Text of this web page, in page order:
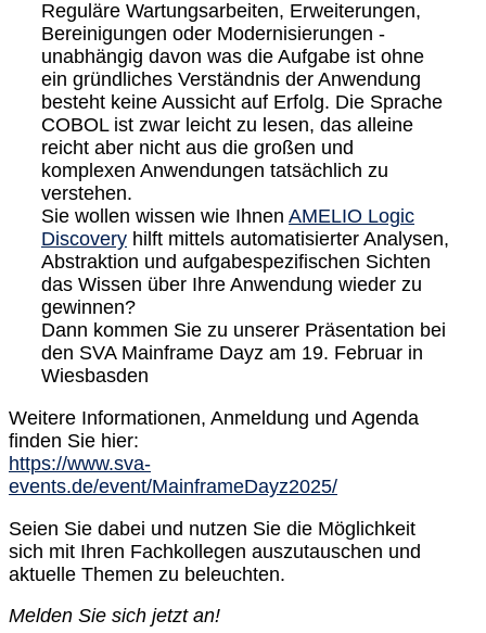
Reguläre Wartungsarbeiten, Erweiterungen,
Bereinigungen oder Modernisierungen -
unabhängig davon was die Aufgabe ist ohne
ein gründliches Verständnis der Anwendung
besteht keine Aussicht auf Erfolg. Die Sprache
COBOL ist zwar leicht zu lesen, das alleine
reicht aber nicht aus die großen und
komplexen Anwendungen tatsächlich zu
verstehen.
Sie wollen wissen wie Ihnen AMELIO Logic
Discovery hilft mittels automatisierter Analysen,
Abstraktion und aufgabespezifischen Sichten
das Wissen über Ihre Anwendung wieder zu
gewinnen?
Dann kommen Sie zu unserer Präsentation bei
den SVA Mainframe Dayz am 19. Februar in
Wiesbasden
Weitere Informationen, Anmeldung und Agenda
finden Sie hier:
https://www.sva-
events.de/event/MainframeDayz2025/
Seien Sie dabei und nutzen Sie die Möglichkeit
sich mit Ihren Fachkollegen auszutauschen und
aktuelle Themen zu beleuchten.
Melden Sie sich jetzt an!